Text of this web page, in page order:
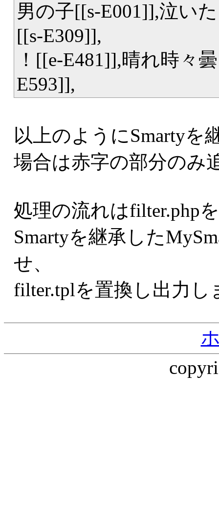
男の子[[s-E001]],泣い
[[s-E309]],
！[[e-E481]],晴れ時々
E593]],
以上のようにSmartyを
場合は赤字の部分のみ
処理の流れはfilter.php
Smartyを継承した
せ、
filter.tplを置換し出力し